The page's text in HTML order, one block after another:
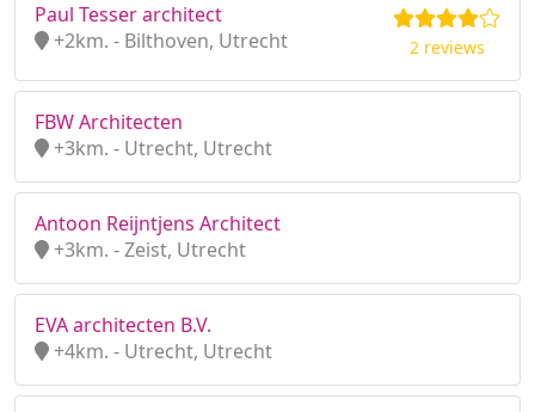
Paul Tesser architect
+2km. - Bilthoven, Utrecht
2 reviews
FBW Architecten
+3km. - Utrecht, Utrecht
Antoon Reijntjens Architect
+3km. - Zeist, Utrecht
EVA architecten B.V.
+4km. - Utrecht, Utrecht